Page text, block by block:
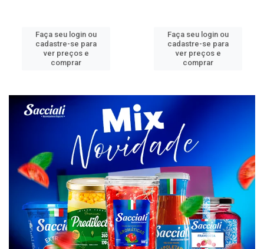
Faça seu login ou
cadastre-se para
ver preços e
comprar
Faça seu login ou
cadastre-se para
ver preços e
comprar